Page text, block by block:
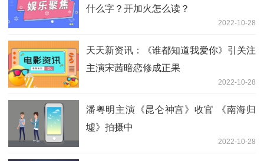
什么字？开加火怎么读？
2022-10-28
天天新资讯：《谁都知道我爱你》引关注
主演宋茜暗恋修成正果
2022-10-28
潘粤明主演《昆仑神宫》收官 《南海归
墟》拍摄中
2022-10-28